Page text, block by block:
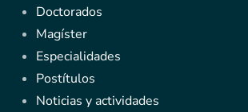
Doctorados
Magíster
Especialidades
Postítulos
Noticias y actividades